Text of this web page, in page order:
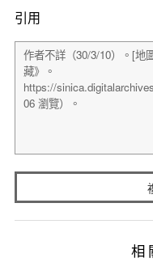
引用
相